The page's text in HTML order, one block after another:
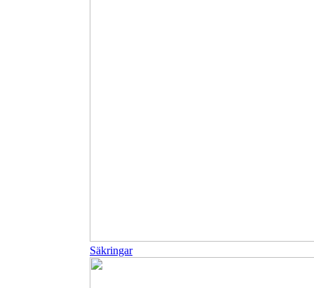
Säkringar